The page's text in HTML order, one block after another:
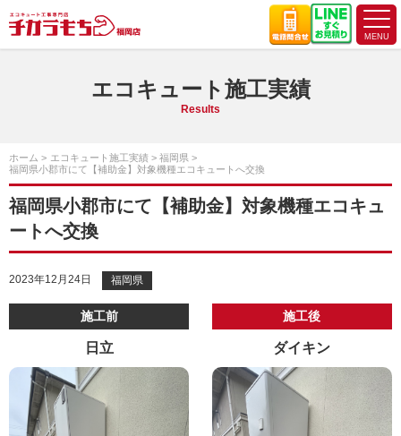
エコキュート施工実績
Results
ホーム エコキュート施工実績
福岡県
福岡県小郡市にて【補助金】対象機種エコキュートへ交換
福岡県小郡市にて【補助金】対象機種エコキュ
ートへ交換
2023年12月24日 福岡県
施工前
日立
施工後
ダイキン